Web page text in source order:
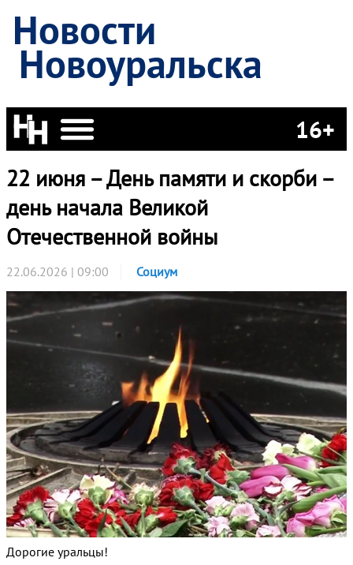
Новости
Новоуральска
16+
22 июня – День памяти и скорби –
день начала Великой
Отечественной войны
22.06.2026 | 09:00 Социум
Дорогие уральцы!